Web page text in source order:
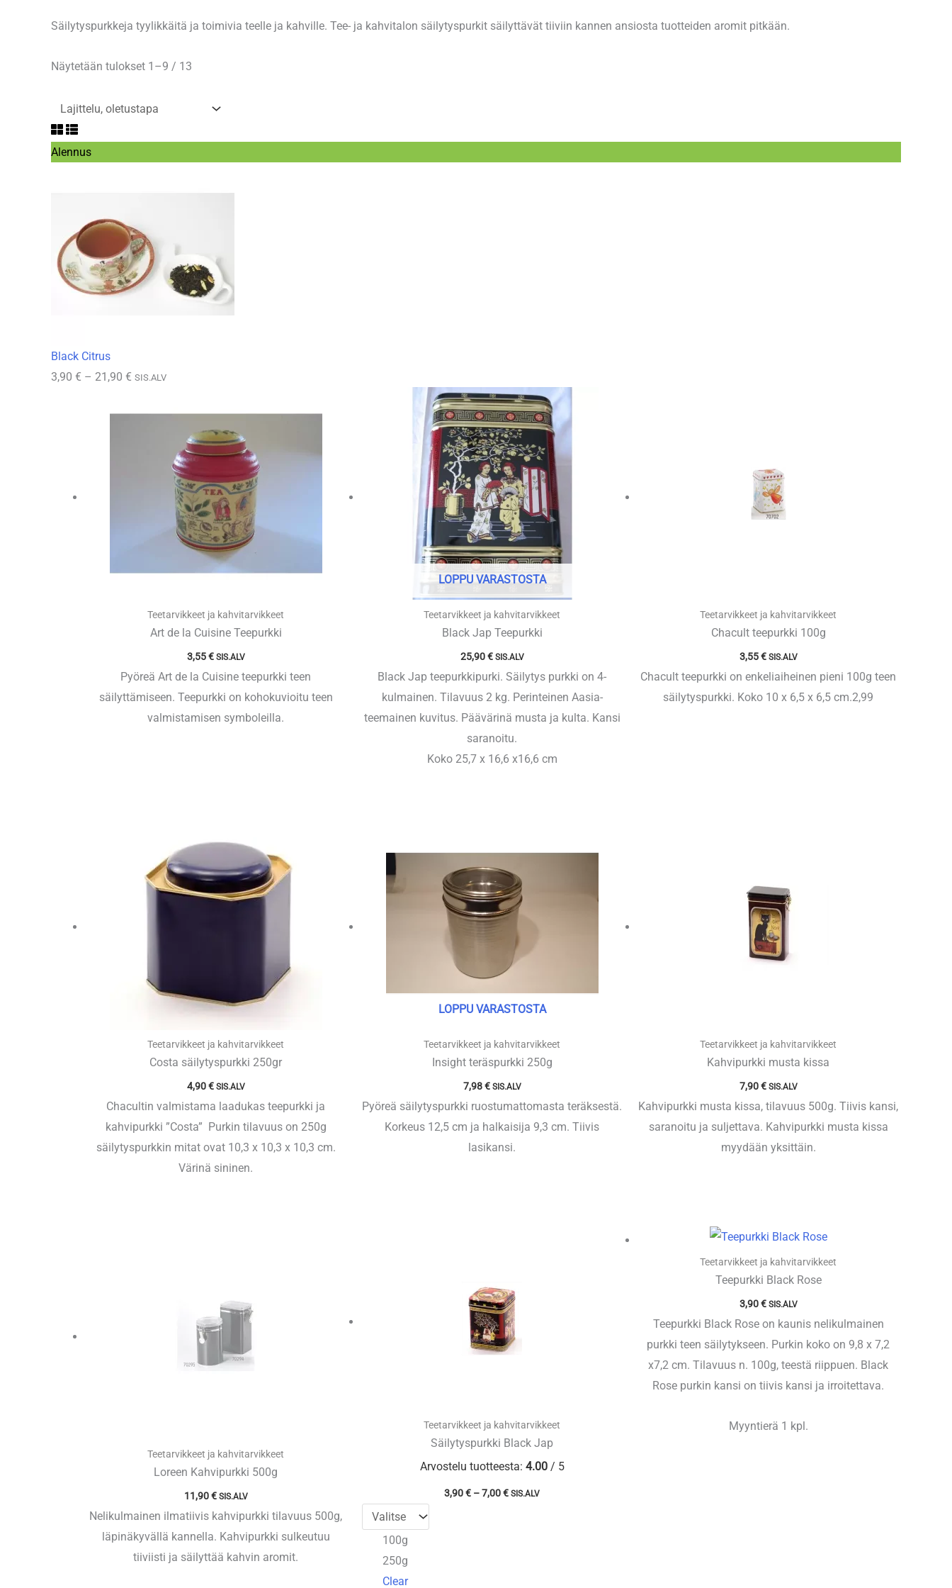
Säilytyspurkkeja tyylikkäitä ja toimivia teelle ja kahville. Tee- ja kahvitalon säilytyspurkit säilyttävät tiiviin kannen ansiosta tuotteiden aromit pitkään.
Näytetään tulokset 1–9 / 13
AlennusTuote
Black Citrus
3,90 € – 21,90 € Hintaluokka:
-
SIS.ALV
Teetarvikkeet ja kahvitarvikkeet
Art de la Cuisine Teepurkki
3,55€ SIS.ALV
Pyöreä Art de la Cuisine teepurkki teen
säilyttämiseen. Teepurkki on kohokuvioitu teen
valmistamisen symboleilla.
LOPPU VARASTOSTA
Teetarvikkeet ja kahvitarvikkeet
Black Jap Teepurkki
25,90€ SIS.ALV
Black Jap teepurkkipurki. Säilytys purkki on 4-
kulmainen. Tilavuus 2 kg. Perinteinen Aasia-
teemainen kuvitus. Päävärinä musta ja kulta. Kansi
saranoitu.
Koko 25,7 x 16,6 x16,6 cm
Teetarvikkeet ja kahvitarvikkeet
Chacult teepurkki 100g
3,55€ SIS.ALV
Chacult teepurkki on enkeliaiheinen pieni 100g teen
säilytyspurkki. Koko 10 x 6,5 x 6,5 cm.2,99
Teetarvikkeet ja kahvitarvikkeet
Costa säilytyspurkki 250gr
4,90€ SIS.ALV
Chacultin valmistama laadukas teepurkki ja
kahvipurkki ”Costa” Purkin tilavuus on 250g
säilytyspurkkin mitat ovat 10,3 x 10,3 x 10,3 cm.
Värinä sininen.
LOPPU VARASTOSTA
Teetarvikkeet ja kahvitarvikkeet
Insight teräspurkki 250g
7,98€ SIS.ALV
Pyöreä säilytyspurkki ruostumattomasta teräksestä.
Korkeus 12,5 cm ja halkaisija 9,3 cm. Tiivis
lasikansi.
Teetarvikkeet ja kahvitarvikkeet
Kahvipurkki musta kissa
7,90€ SIS.ALV
Kahvipurkki musta kissa, tilavuus 500g. Tiivis kansi,
saranoitu ja suljettava. Kahvipurkki musta kissa
myydään yksittäin.
Teetarvikkeet ja kahvitarvikkeet
Loreen Kahvipurkki 500g
11,90€ SIS.ALV
Nelikulmainen ilmatiivis kahvipurkki tilavuus 500g,
läpinäkyvällä kannella. Kahvipurkki sulkeutuu
tiiviisti ja säilyttää kahvin aromit.
Teetarvikkeet ja kahvitarvikkeet
Säilytyspurkki Black Jap
Arvostelu tuotteesta: 4.00/ 5
3,90€ – 7,00€Hintaluokka:
3,90 €
SIS.ALV
100g
250g
Clear
Teetarvikkeet ja kahvitarvikkeet
Teepurkki Black Rose
3,90€ SIS.ALV
Teepurkki Black Rose on kaunis nelikulmainen
purkki teen säilytykseen. Purkin koko on 9,8 x 7,2
x7,2 cm. Tilavuus n. 100g, teestä riippuen. Black
Rose purkin kansi on tiivis kansi ja irroitettava.
Myyntierä 1 kpl.